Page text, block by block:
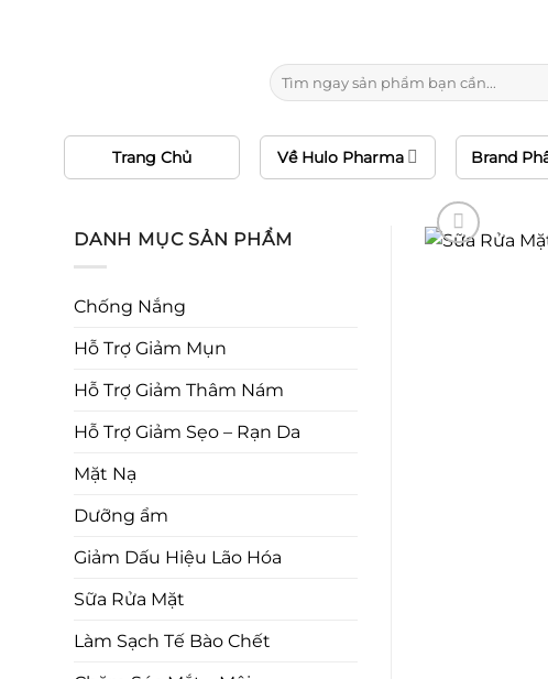
Tìm
kiếm:
Trang Chủ Về Hulo Pharma Brand
DANH MỤC SẢN PHẨM
Chống Nắng
Hỗ Trợ Giảm Mụn
Hỗ Trợ Giảm Thâm Nám
Hỗ Trợ Giảm Sẹo – Rạn Da
Mặt Nạ
Dưỡng ẩm
Giảm Dấu Hiệu Lão Hóa
Sữa Rửa Mặt
Làm Sạch Tế Bào Chết